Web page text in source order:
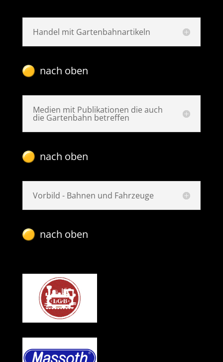
Handel mit Gartenbahnartikeln
nach oben
Medien mit Publikationen die auch
die Gartenbahn betreffen
nach oben
Vorbild - Bahnen und Fahrzeuge
nach oben